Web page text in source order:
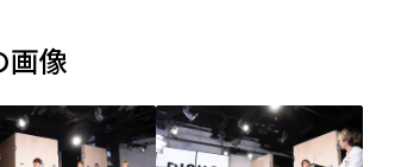
画像